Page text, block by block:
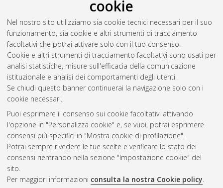
cookie
Nel nostro sito utilizziamo sia cookie tecnici necessari per il suo
funzionamento, sia cookie e altri strumenti di tracciamento
facoltativi che potrai attivare solo con il tuo consenso.
Cookie e altri strumenti di tracciamento facoltativi sono usati per
analisi statistiche, misure sull'efficacia della comunicazione
istituzionale e analisi dei comportamenti degli utenti.
Se chiudi questo banner continuerai la navigazione solo con i
cookie necessari.
Puoi esprimere il consenso sui cookie facoltativi attivando
l'opzione in "Personalizza cookie" e, se vuoi, potrai esprimere
consensi più specifici in "Mostra cookie di profilazione".
Potrai sempre rivedere le tue scelte e verificare lo stato dei
consensi rientrando nella sezione "Impostazione cookie" del
sito.
Per maggiori informazioni consulta la nostra Cookie policy.
2011(4)
2010(9)
2009 (7)
2008(6)
2007(4)
Atom
Rss 1.0
Rss 2.0
ISSN: 2038-7946